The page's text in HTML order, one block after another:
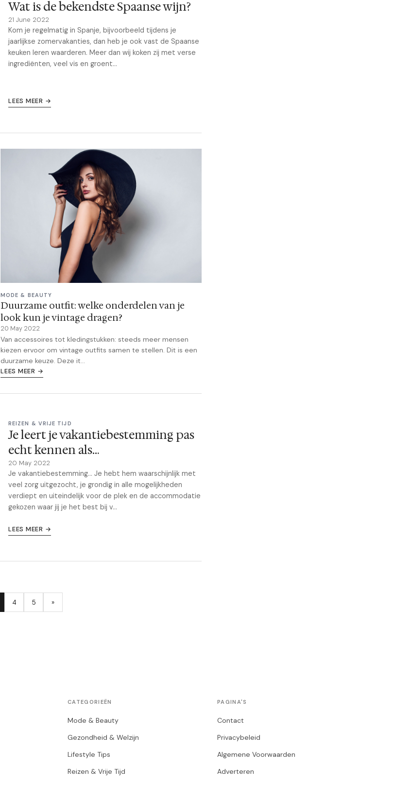
Wat is de bekendste Spaanse wijn?
21 June 2022
Kom je regelmatig in Spanje, bijvoorbeeld tijdens je
jaarlijkse zomervakanties, dan heb je ook vast de Spaanse
keuken leren waarderen. Meer dan wij koken zij met verse
ingrediënten, veel vis en groent...
LEES MEER →
MODE & BEAUTY
Duurzame outfit: welke onderdelen van je
look kun je vintage dragen?
20 May 2022
Van accessoires tot kledingstukken: steeds meer mensen
kiezen ervoor om vintage outfits samen te stellen. Dit is een
duurzame keuze. Deze it...
LEES MEER →
REIZEN & VRIJE TIJD
Je leert je vakantiebestemming pas
echt kennen als…
20 May 2022
Je vakantiebestemming… Je hebt hem waarschijnlijk met
veel zorg uitgezocht, je grondig in alle mogelijkheden
verdiept en uiteindelijk voor de plek en de accommodatie
gekozen waar jij je het best bij v...
LEES MEER →
4 5 »
CATEGORIEËN
Mode & Beauty
Gezondheid & Welzijn
Lifestyle Tips
Reizen & Vrije Tijd
PAGINA'S
Contact
Privacybeleid
Algemene Voorwaarden
Adverteren